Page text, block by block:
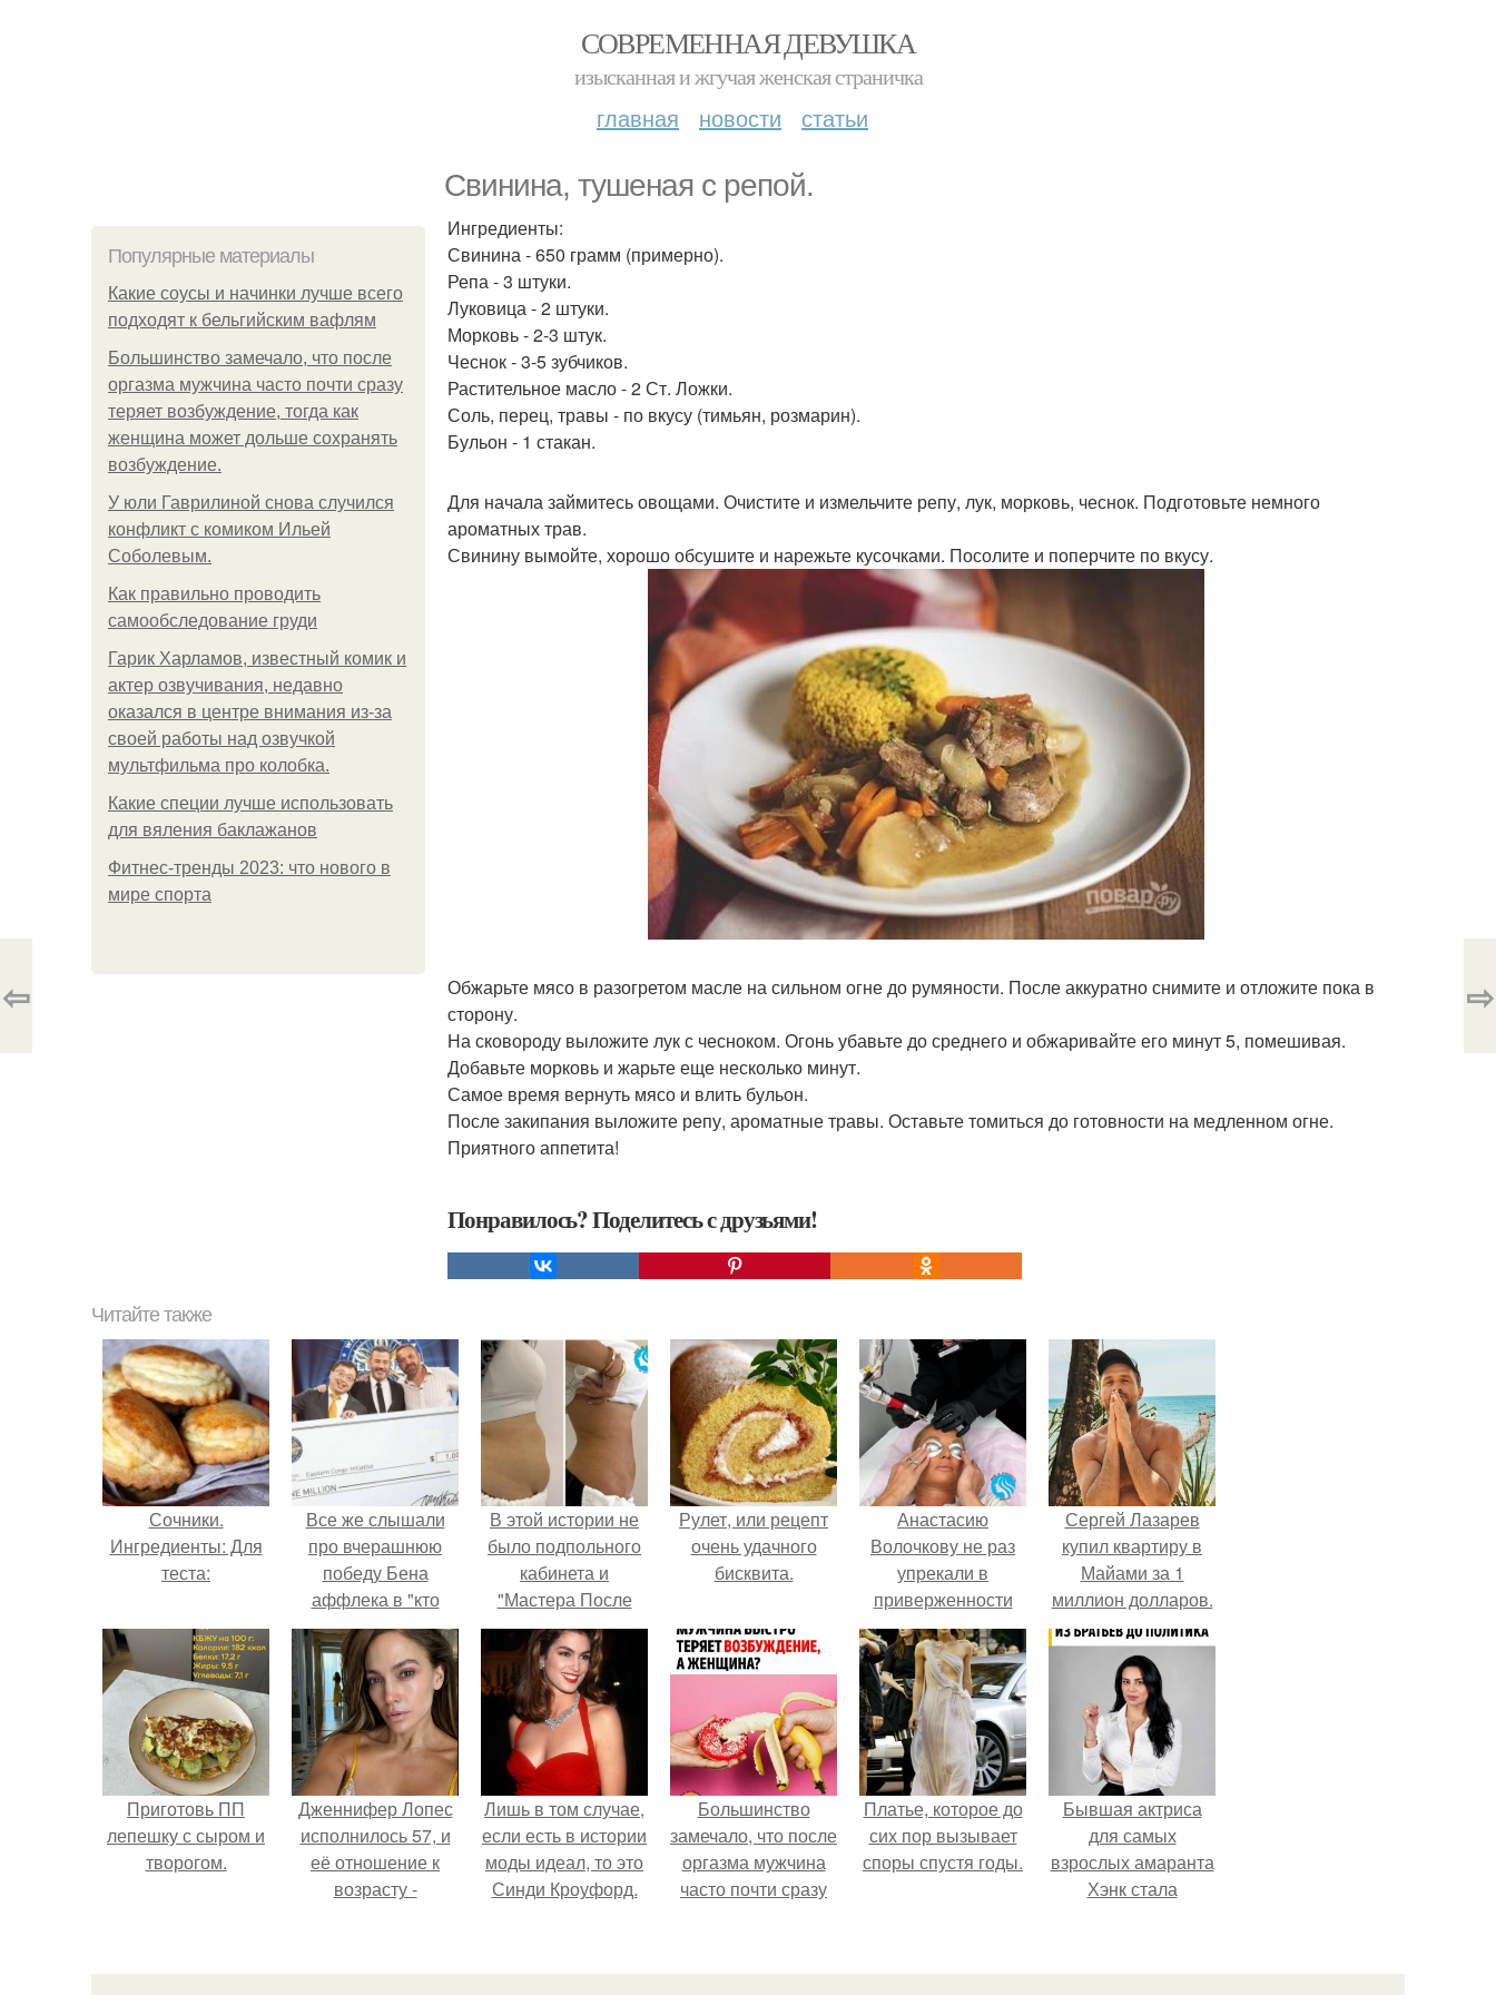
СОВРЕМЕННАЯ ДЕВУШКА
изысканная и жгучая женская страничка
главная новости статьи
Свинина, тушеная с репой.
Популярные материалы
Какие соусы и начинки лучше всего
подходят к бельгийским вафлям
Большинство замечало, что после
оргазма мужчина часто почти сразу
теряет возбуждение, тогда как
женщина может дольше сохранять
возбуждение.
У юли Гаврилиной снова случился
конфликт с комиком Ильей
Соболевым.
Как правильно проводить
самообследование груди
Гарик Харламов, известный комик и
актер озвучивания, недавно
оказался в центре внимания из-за
своей работы над озвучкой
мультфильма про колобка.
Какие специи лучше использовать
для вяления баклажанов
Фитнес-тренды 2023: что нового в
мире спорта
Ингредиенты:
Свинина - 650 грамм (примерно).
Репа - 3 штуки.
Луковица - 2 штуки.
Морковь - 2-3 штук.
Чеснок - 3-5 зубчиков.
Растительное масло - 2 Ст. Ложки.
Соль, перец, травы - по вкусу (тимьян, розмарин).
Бульон - 1 стакан.
Для начала займитесь овощами. Очистите и измельчите репу, лук, морковь, чеснок. Подготовьте немного
ароматных трав.
Свинину вымойте, хорошо обсушите и нарежьте кусочками. Посолите и поперчите по вкусу.
Обжарьте мясо в разогретом масле на сильном огне до румяности. После аккуратно снимите и отложите пока в
сторону.
На сковороду выложите лук с чесноком. Огонь убавьте до среднего и обжаривайте его минут 5, помешивая.
Добавьте морковь и жарьте еще несколько минут.
Самое время вернуть мясо и влить бульон.
После закипания выложите репу, ароматные травы. Оставьте томиться до готовности на медленном огне.
Приятного аппетита!
Понравилось? Поделитесь с друзьями!
⇦ ⇨
Читайте также
Сочники.
Ингредиенты: Для
теста:
Все же слышали
про вчерашнюю
победу Бена
аффлека в "кто
хочет стать
миллионером?
В этой истории не
было подпольного
кабинета и
"Мастера После
Двухнедельных
Курсов".
Рулет, или рецепт
очень удачного
бисквита.
Анастасию
Волочкову не раз
упрекали в
приверженности
устаревшим бьюти -
процедурам.
Сергей Лазарев
купил квартиру в
Майами за 1
миллион долларов.
Приготовь ПП
лепешку с сыром и
творогом.
Дженнифер Лопес
исполнилось 57, и
её отношение к
возрасту -
уверенности: "не
Лишь в том случае,
если есть в истории
моды идеал, то это
Синди Кроуфорд.
Большинство
замечало, что после
оргазма мужчина
часто почти сразу
как женщина может
Платье, которое до
сих пор вызывает
споры спустя годы.
Бывшая актриса
для самых
взрослых амаранта
Хэнк стала